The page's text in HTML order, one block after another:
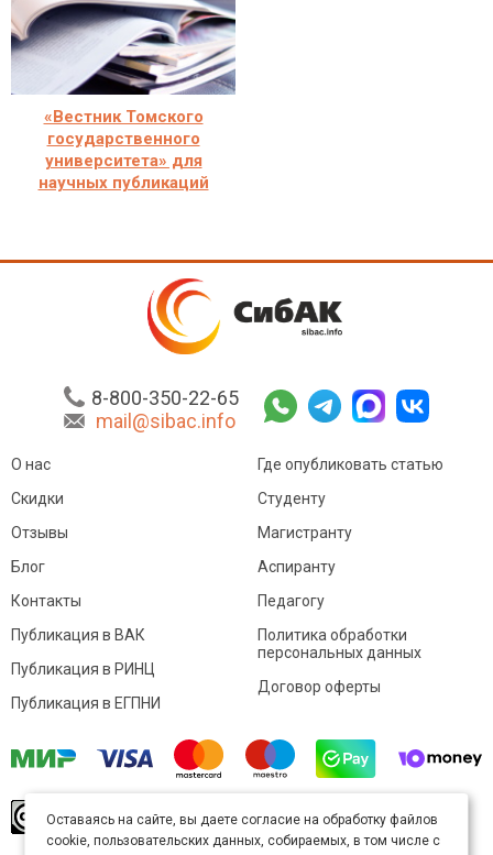
«Вестник Томского
государственного
университета» для
научных публикаций
8-800-350-22-65
mail@sibac.info
О нас
Скидки
Отзывы
Блог
Контакты
Где опубликовать статью
Студенту
Магистранту
Аспиранту
Педагогу
Публикация в ВАК
Публикация в РИНЦ
Публикация в ЕГПНИ
Политика обработки
персональных данных
Договор оферты
произведение доступно полицензии Creative
Commons «Attribution» («Атрибуция») 4.0
Оставаясь на сайте, вы даете согласие на обработку файлов
cookie, пользовательских данных, собираемых, в том числе с